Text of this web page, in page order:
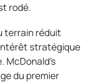
rodé.
terrain réduit
stratégique
McDonald’s
du premier